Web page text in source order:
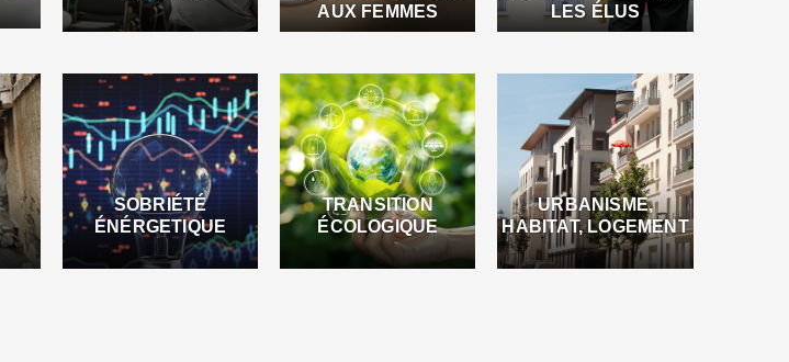
AUX FEMMES
LES ÉLUS
SOBRIÉTÉ
ÉNÉRGETIQUE
TRANSITION
ÉCOLOGIQUE
URBANISME,
HABITAT, LOGEMENT